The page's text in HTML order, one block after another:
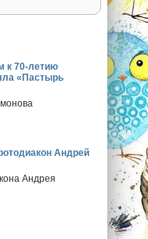
к 70-летию
«Пастырь
Андрей
Андрея